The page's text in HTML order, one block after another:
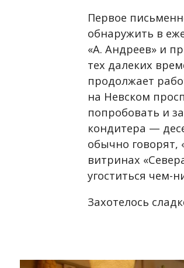
Первое
обнаружить в
«А. Андреев» и
тех далеких
продолжает
на Невском
попробовать и
кондитера —
обычно
витринах
угоститься чем-
Захотелось